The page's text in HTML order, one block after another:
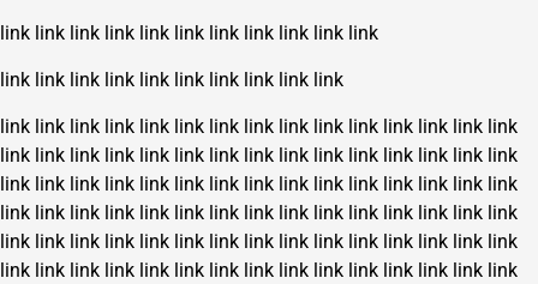
link link link link link link link link link link link
link link link link link link link link link link
link link link link link link link link link link link link link link link
link link link link link link link link link link link link link link link
link link link link link link link link link link link link link link link
link link link link link link link link link link link link link link link
link link link link link link link link link link link link link link link
link link link link link link link link link link link link link link link